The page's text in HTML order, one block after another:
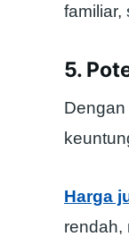
familiar,
5.
Harga
rendah,